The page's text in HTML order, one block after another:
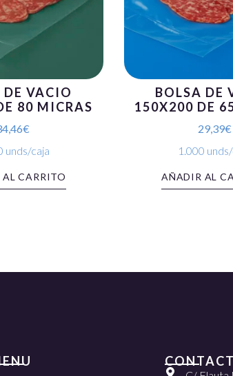
DE VACIO
80 MICRAS
€
unds/caja
CARRITO
BOLSA DE
150X200 DE
29,39€
1.000
AÑADIR AL